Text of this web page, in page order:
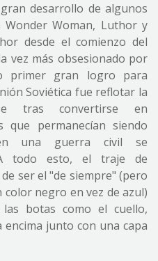
desarrollo de algunos
Woman, Luthor y
desde el comienzo del
vez más obsesionado por
primer gran logro para
Soviética fue reflotar la
tras convertirse en
que permanecían siendo
una guerra civil se
A todo esto, el traje de
ser el "de siempre" (pero
negro en vez de azul)
botas como el cuello,
junto con una capa